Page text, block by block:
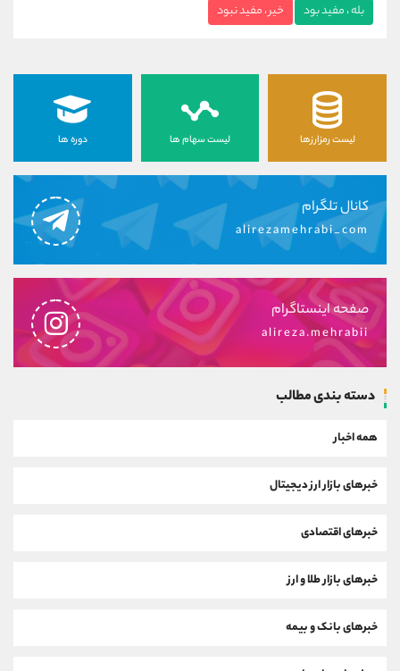
بله ، مفید بود خیر ، مفید نبود
لیست رمزارزها لیست سهام ها دوره ها
کانال تلگرام
alirezamehrabi_com
صفحه اینستاگرام
alireza.mehrabii
دسته بندی مطالب
همه اخبار
خبرهای بازار ارز دیجیتال
خبرهای اقتصادی
خبرهای بازار طلا و ارز
خبرهای بانک و بیمه